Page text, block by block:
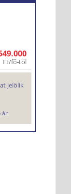
Ft/fő-től
jelölik
ár